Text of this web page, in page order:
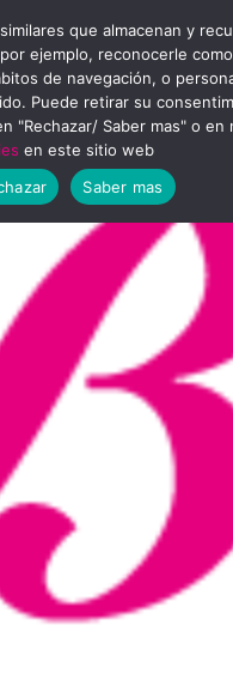
que almacenan y
ejemplo, reconocerle
de navegación, o
Puede retirar su
"Rechazar/ Saber mas" o en
en este sitio web
Saber mas